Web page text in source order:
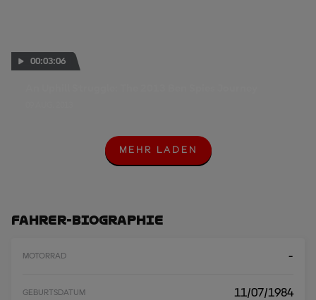
00:03:06
M
E
A
D
MEHR LADEN
Fahrer-Biographie
MOTORRAD -
GEBURTSDATUM 11/07/1984